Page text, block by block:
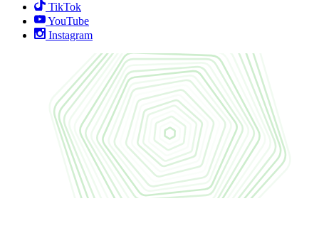
TikTok
YouTube
Instagram